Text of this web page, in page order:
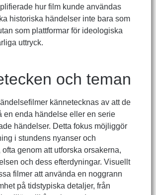
hur film kunde användas
historiska händelser inte bara som
som plattformar för ideologiska
uttryck.
och teman
kännetecknas av att de
en enda händelse eller en serie
händelser. Detta fokus möjliggör
i stundens nyanser och
ofta genom att utforska orsakerna,
och dess efterdyningar. Visuellt
filmer att använda en noggrann
på tidstypiska detaljer, från